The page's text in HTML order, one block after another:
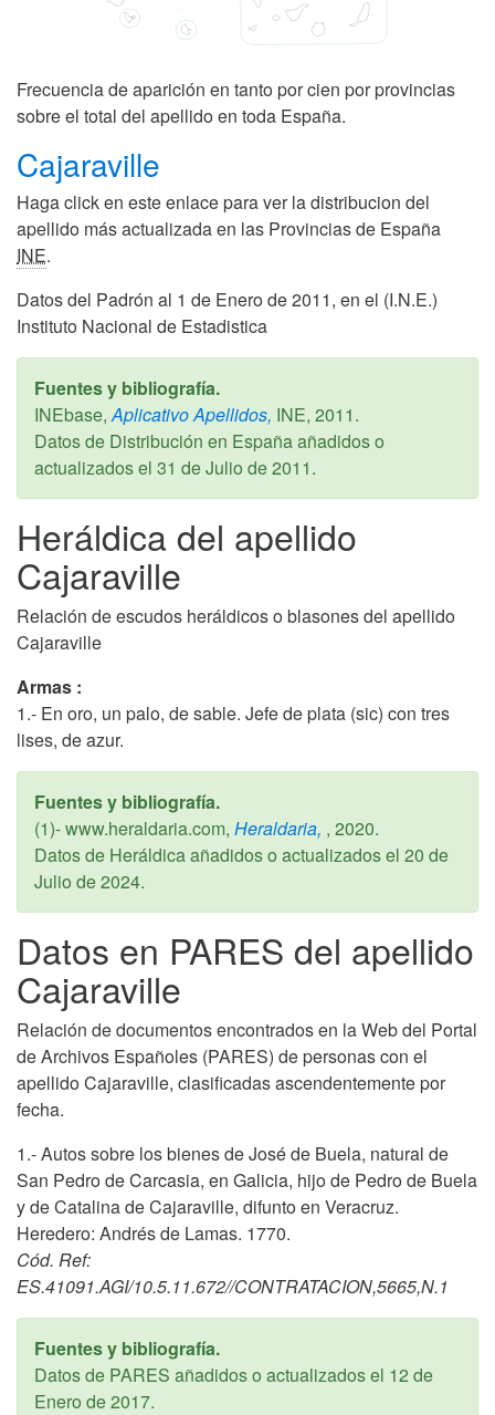
Frecuencia de aparición en tanto por cien por provincias
sobre el total del apellido en toda España.
Cajaraville
Haga click en este enlace para ver la distribucion del
apellido más actualizada en las Provincias de España
INE.
Datos del Padrón al 1 de Enero de 2011, en el (I.N.E.)
Instituto Nacional de Estadistica
Fuentes y bibliografía.
INEbase, Aplicativo Apellidos, INE, 2011.
Datos de Distribución en España añadidos o
actualizados el 31 de Julio de 2011.
Heráldica del apellido
Cajaraville
Relación de escudos heráldicos o blasones del apellido
Cajaraville
Armas :
1.- En oro, un palo, de sable. Jefe de plata (sic) con tres
lises, de azur.
Fuentes y bibliografía.
(1)- www.heraldaria.com, Heraldaria, , 2020.
Datos de Heráldica añadidos o actualizados el 20 de
Julio de 2024.
Datos en PARES del apellido
Cajaraville
Relación de documentos encontrados en la Web del Portal
de Archivos Españoles (PARES) de personas con el
apellido Cajaraville, clasificadas ascendentemente por
fecha.
1.- Autos sobre los bienes de José de Buela, natural de
San Pedro de Carcasia, en Galicia, hijo de Pedro de Buela
y de Catalina de Cajaraville, difunto en Veracruz.
Heredero: Andrés de Lamas. 1770.
Cód. Ref:
ES.41091.AGI/10.5.11.672//CONTRATACION,5665,N.1
Fuentes y bibliografía.
Datos de PARES añadidos o actualizados el 12 de
Enero de 2017.